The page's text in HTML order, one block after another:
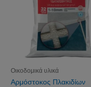
Οικοδομικά υλικά
Αρμόστοκος Πλακιδίων